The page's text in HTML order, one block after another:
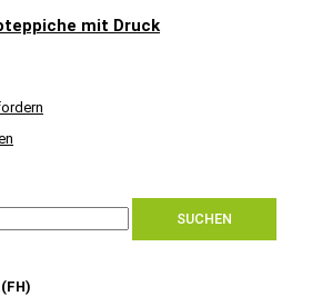
mit Druck